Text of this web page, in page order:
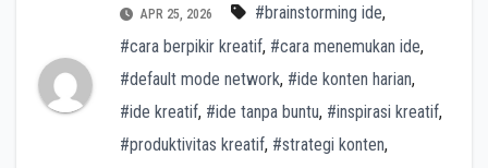
APR 25, 2026 #brainstorming ide,
#cara berpikir kreatif, #cara menemukan ide,
#default mode network, #ide konten harian,
#ide kreatif, #ide tanpa buntu, #inspirasi kreatif,
#produktivitas kreatif, #strategi konten,